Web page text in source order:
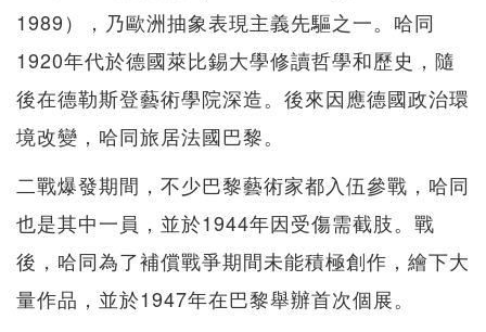
1989），乃歐洲抽象表現主義先驅之一。哈同
1920年代於德國萊比錫大學修讀哲學和歷史，隨
後在德勒斯登藝術學院深造。後來因應德國政治環
境改變，哈同旅居法國巴黎。
二戰爆發期間，不少巴黎藝術家都入伍參戰，哈同
也是其中一員，並於1944年因受傷需截肢。戰
後，哈同為了補償戰爭期間未能積極創作，繪下大
量作品，並於1947年在巴黎舉辦首次個展。